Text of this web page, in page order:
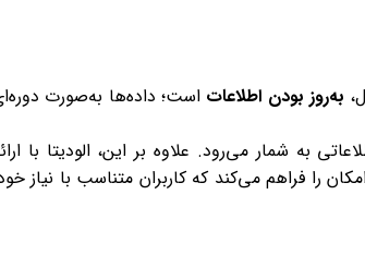
به‌روز بودن اطلاعات است؛ داده‌ها به‌صورت
به شمار می‌رود. علاوه بر این، الودیتا با
را فراهم می‌کند که کاربران متناسب با نیاز